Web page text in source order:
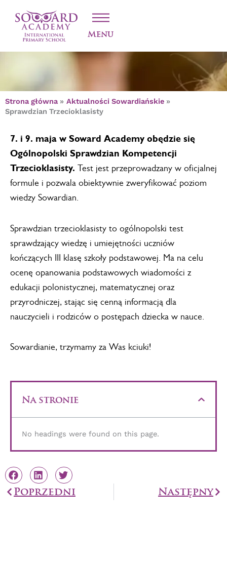
Menu
SPRAWDZIAN
TRZECIOKLASISTY
Strona główna
Aktualności Sowardiańskie
Sprawdzian Trzecioklasisty
7. i 9. maja w Soward Academy obędzie się
Ogólnopolski Sprawdzian Kompetencji
Trzecioklasisty. Test jest przeprowadzany w oficjalnej
formule i pozwala obiektywnie zweryfikować poziom
wiedzy Sowardian.
Sprawdzian trzecioklasisty to ogólnopolski test
sprawdzający wiedzę i umiejętności uczniów
kończących III klasę szkoły podstawowej. Ma na celu
ocenę opanowania podstawowych wiadomości z
edukacji polonistycznej, matematycznej oraz
przyrodniczej, stając się cenną informacją dla
nauczycieli i rodziców o postępach dziecka w nauce.
Sowardianie, trzymamy za Was kciuki!
Na stronie
No headings were found on this page.
PrevPoprzedni Następny